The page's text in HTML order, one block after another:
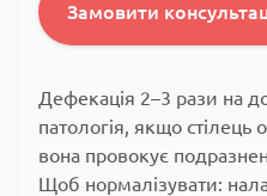
Замовити
Дефекація 2–3 рази на
патологія, якщо
вона провокує
Щоб нормалізувати: